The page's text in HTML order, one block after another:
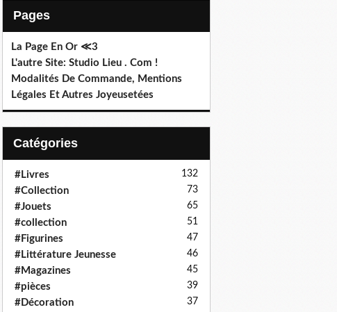
Pages
La Page En Or ≪3
L'autre Site: Studio Lieu . Com !
Modalités De Commande, Mentions
Légales Et Autres Joyeusetées
Catégories
#Livres 132
#Collection 73
#Jouets 65
#collection 51
#Figurines 47
#Littérature Jeunesse 46
#Magazines 45
#pièces 39
#Décoration 37